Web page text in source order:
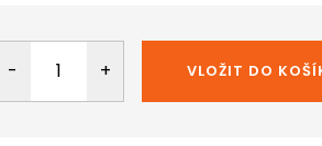
VLOŽIT DO